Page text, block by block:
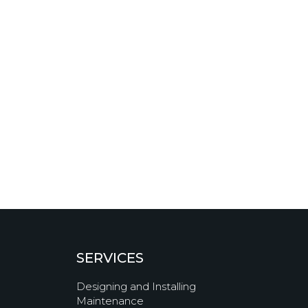
SERVICES
Designing and Installing
Maintenance